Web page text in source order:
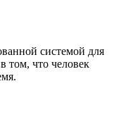
системой для
том, что человек